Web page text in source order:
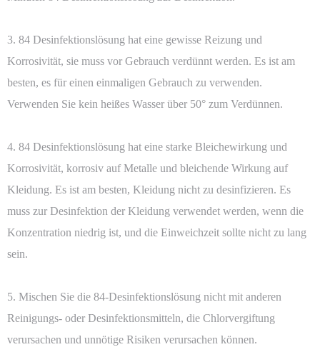
3. 84 Desinfektionslösung hat eine gewisse Reizung und
Korrosivität, sie muss vor Gebrauch verdünnt werden. Es ist am
besten, es für einen einmaligen Gebrauch zu verwenden.
Verwenden Sie kein heißes Wasser über 50° zum Verdünnen.
4. 84 Desinfektionslösung hat eine starke Bleichewirkung und
Korrosivität, korrosiv auf Metalle und bleichende Wirkung auf
Kleidung. Es ist am besten, Kleidung nicht zu desinfizieren. Es
muss zur Desinfektion der Kleidung verwendet werden, wenn die
Konzentration niedrig ist, und die Einweichzeit sollte nicht zu lang
sein.
5. Mischen Sie die 84-Desinfektionslösung nicht mit anderen
Reinigungs- oder Desinfektionsmitteln, die Chlorvergiftung
verursachen und unnötige Risiken verursachen können.